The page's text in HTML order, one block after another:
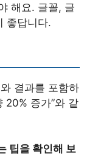
해요. 글꼴, 글
좋답니다.
결과를 포함하
20% 증가”와 같
팁을 확인해 보